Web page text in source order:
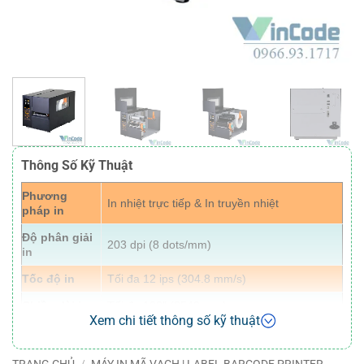
Thông Số Kỹ Thuật
Phương
pháp in
In nhiệt trực tiếp & In truyền nhiệt
Độ phân giải
in
203 dpi (8 dots/mm)
Tốc độ in Tối đa 12 ips (304.8 mm/s)
in
Xem chi tiết thông số kỹ thuật